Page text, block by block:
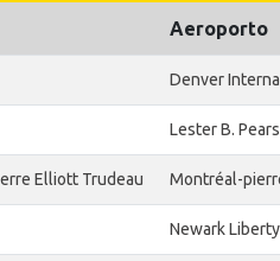
Aeroporto
Denver
Lester B.
Elliott Trudeau Montréal-
Newark